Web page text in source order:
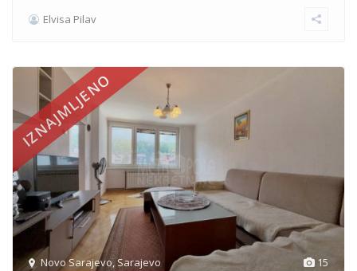
Elvisa Pilav
15
Novo Sarajevo,Sarajevo
IZNAJMLJENO